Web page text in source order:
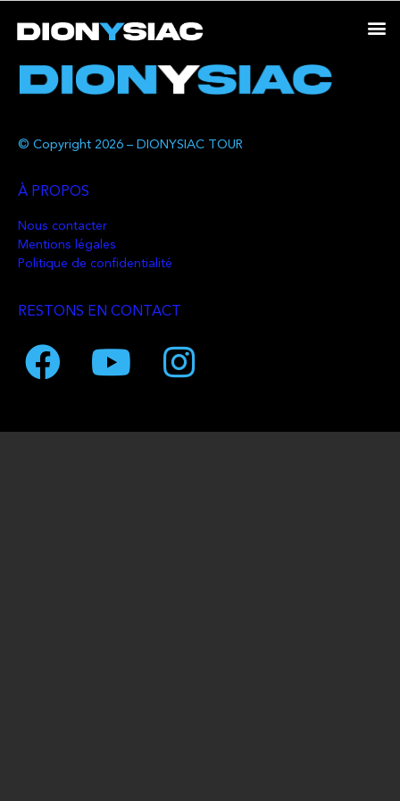
© Copyright 2026 – DIONYSIAC TOUR
À PROPOS
Nous contacter
Mentions légales
Politique de confidentialité
RESTONS EN CONTACT